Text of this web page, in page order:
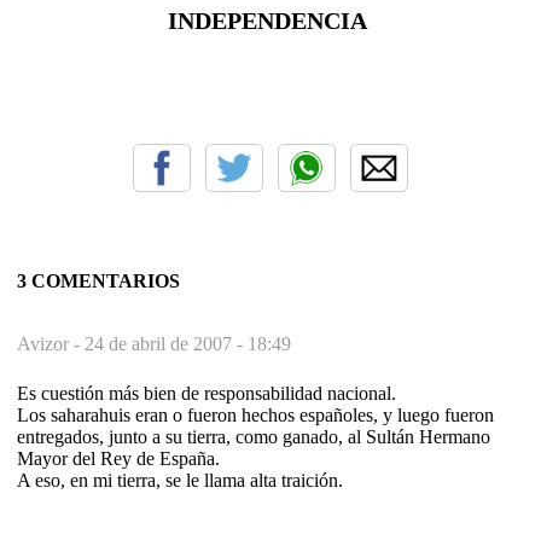
INDEPENDENCIA
3 COMENTARIOS
Avizor - 24 de abril de 2007 - 18:49
Es cuestión más bien de responsabilidad nacional.
Los saharahuis eran o fueron hechos españoles, y luego fueron
entregados, junto a su tierra, como ganado, al Sultán Hermano
Mayor del Rey de España.
A eso, en mi tierra, se le llama alta traición.